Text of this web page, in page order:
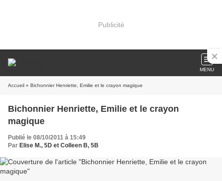
Publicité
MENU
Accueil » Bichonnier Henriette, Emilie et le crayon magique
Bichonnier Henriette, Emilie et le crayon
magique
Publié le 08/10/2011 à 15:49
Par Elise M., 5D et Colleen B, 5B